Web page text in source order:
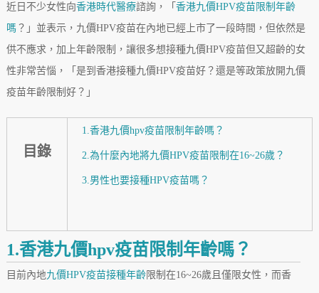
近日不少女性向香港時代醫療諮詢，「 香港九價HPV疫苗限制年齡
嗎？」並表示，九價HPV疫苗在內地已經上市了一段時間，但依然是
供不應求，加上年齡限制，讓很多想接種九價HPV疫苗但又超齡的女
性非常苦惱，「是到香港接種九價HPV疫苗好？還是等政策放開九價
疫苗年齡限制好？」
目錄
1.香港九價hpv疫苗限制年齡嗎？
2.為什麼內地將九價HPV疫苗限制在16~26歲？
3.男性也要接種HPV疫苗嗎？
1.香港九價hpv疫苗限制年齡嗎？
目前內地九價HPV疫苗接種年齡限制在16~26歲且僅限女性，而香